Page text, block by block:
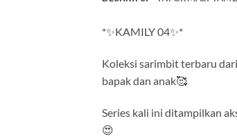
*✨KAMILY 04✨*
Koleksi sarimbit terbaru
bapak dan anak🥰
Series kali ini ditampilkan
😍